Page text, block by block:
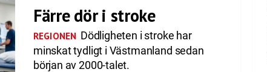
Färre dör i stroke
REGIONEN Dödligheten i stroke har
minskat tydligt i Västmanland sedan
början av 2000-talet.